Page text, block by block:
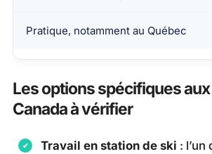
Pratique, notamment au Québec
Les options spécifiques
Canada à vérifier
Travail en station de ski :